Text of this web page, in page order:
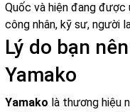
Quốc và hiện đang
công nhân, kỹ sư, người
Lý do bạn
Yamako
Yamako là thương hiệu